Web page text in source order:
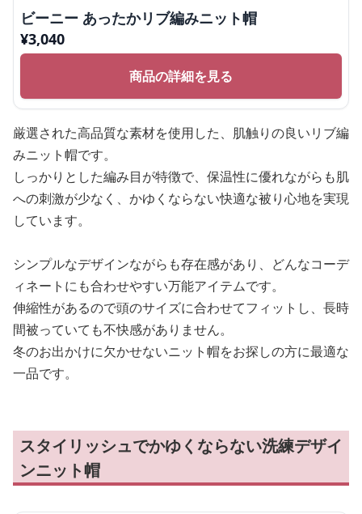
ビーニー あったかリブ編みニット帽
¥3,040
商品の詳細を見る
厳選された高品質な素材を使用した、肌触りの良いリブ編
みニット帽です。
しっかりとした編み目が特徴で、保温性に優れながらも肌
への刺激が少なく、かゆくならない快適な被り心地を実現
しています。
シンプルなデザインながらも存在感があり、どんなコーデ
ィネートにも合わせやすい万能アイテムです。
伸縮性があるので頭のサイズに合わせてフィットし、長時
間被っていても不快感がありません。
冬のお出かけに欠かせないニット帽をお探しの方に最適な
一品です。
スタイリッシュでかゆくならない洗練デザイ
ンニット帽